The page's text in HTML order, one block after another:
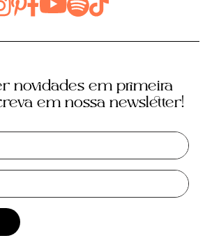
novidades em primeira
em nossa newsletter!